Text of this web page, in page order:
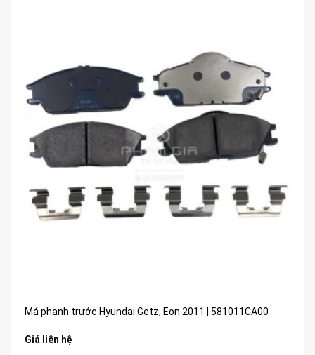
Má phanh trước Hyundai Getz, Eon 2011 | 581011CA00
Giá liên hệ